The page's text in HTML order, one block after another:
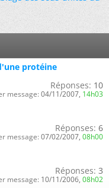
protéine
Réponses: 10
message: 04/11/2007, 14h03
Réponses: 6
message: 07/02/2007, 08h00
Réponses: 3
message: 10/11/2006, 08h02